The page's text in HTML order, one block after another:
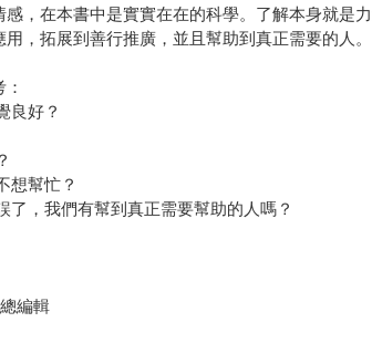
在本書中是實實在在的科學。了解本身就是
，拓展到善行推廣，並且幫助到真正需要的人。
良好？
想幫忙？
了，我們有幫到真正需要幫助的人嗎？
編輯